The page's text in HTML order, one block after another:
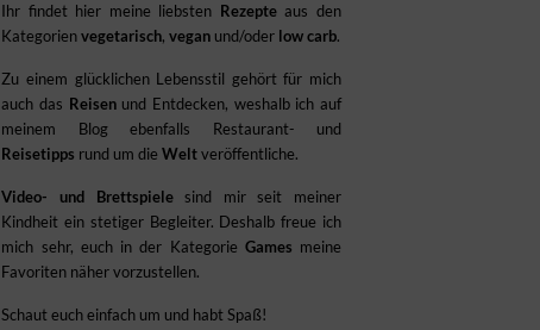
Ihr findet hier meine liebsten Rezepteaus den
Kategorienvegetarisch,vegan und/oder low carb.
Zu einem glücklichen Lebensstil gehört für mich
auch das Reisenund Entdecken, weshalb ich auf
meinem Blog ebenfalls Restaurant- und
Reisetipps rund um dieWeltveröffentliche.
Video- und Brettspielesind mir seit meiner
Kindheit ein stetiger Begleiter. Deshalb freue ich
mich sehr, euch in der Kategorie Games meine
Favoriten näher vorzustellen.
Schaut euch einfach um und habt Spaß!